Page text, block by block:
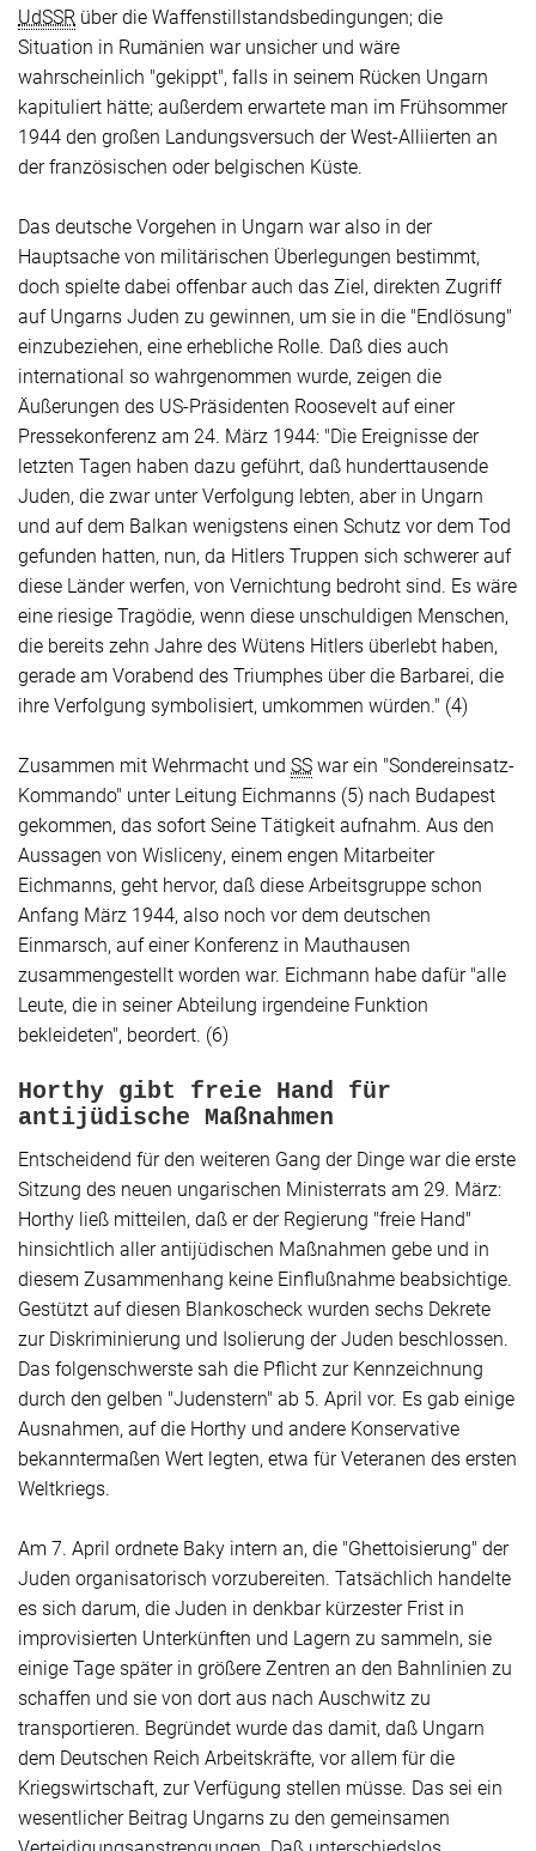
UdSSR über die Waffenstillstandsbedingungen; die
Situation in Rumänien war unsicher und wäre
wahrscheinlich "gekippt", falls in seinem Rücken Ungarn
kapituliert hätte; außerdem erwartete man im Frühsommer
1944 den großen Landungsversuch der West-Alliierten an
der französischen oder belgischen Küste.
Das deutsche Vorgehen in Ungarn war also in der
Hauptsache von militärischen Überlegungen bestimmt,
doch spielte dabei offenbar auch das Ziel, direkten Zugriff
auf Ungarns Juden zu gewinnen, um sie in die "Endlösung"
einzubeziehen, eine erhebliche Rolle. Daß dies auch
international so wahrgenommen wurde, zeigen die
Äußerungen des US-Präsidenten Rooseveltauf einer
Pressekonferenz am 24. März 1944: "Die Ereignisse der
letzten Tagen haben dazu geführt, daß hunderttausende
Juden, die zwar unter Verfolgung lebten, aber in Ungarn
und auf dem Balkan wenigstens einen Schutz vor dem Tod
gefunden hatten, nun, da Hitlers Truppen sich schwerer auf
diese Länder werfen, von Vernichtung bedroht sind. Es wäre
eine riesige Tragödie, wenn diese unschuldigen Menschen,
die bereits zehn Jahre des Wütens Hitlers überlebt haben,
gerade am Vorabend des Triumphes über die Barbarei, die
ihre Verfolgung symbolisiert, umkommen würden." (4)
Zusammen mit Wehrmacht und SSwar ein "Sondereinsatz-
Kommando" unter Leitung Eichmanns (5) nach Budapest
gekommen, das sofortSeineTätigkeit aufnahm. Aus den
Aussagen von Wisliceny, einem engen Mitarbeiter
Eichmanns, geht hervor, daß diese Arbeitsgruppe schon
Anfang März 1944, also noch vor dem deutschen
Einmarsch, auf einer Konferenz in Mauthausen
zusammengestellt worden war. Eichmann habe dafür "alle
Leute, die in seiner Abteilung irgendeine Funktion
bekleideten", beordert. (6)
Horthy gibt freie Hand für
antijüdische Maßnahmen
Entscheidend für den weiteren Gang der Dinge war die erste
Sitzung des neuen ungarischen Ministerrats am 29. März:
Horthy ließ mitteilen, daß er der Regierung "freie Hand"
hinsichtlich aller antijüdischen Maßnahmen gebe und in
diesem Zusammenhang keine Einflußnahme beabsichtige.
Gestützt auf diesen Blankoscheck wurden sechs Dekrete
zur Diskriminierung und Isolierung der Juden beschlossen.
Das folgenschwerste sah die Pflicht zur Kennzeichnung
durch den gelben "Judenstern" ab 5. April vor. Es gab einige
Ausnahmen, auf die Horthy und andere Konservative
bekanntermaßen Wert legten, etwa für Veteranen des ersten
Weltkriegs.
Am 7. April ordnete Baky intern an, die "Ghettoisierung" der
Juden organisatorisch vorzubereiten. Tatsächlich handelte
es sich darum, die Juden in denkbar kürzester Frist in
improvisierten Unterkünften und Lagern zu sammeln, sie
einige Tage später in größere Zentren an den Bahnlinien zu
schaffen und sie von dort aus nach Auschwitz zu
transportieren. Begründet wurde das damit, daß Ungarn
dem Deutschen Reich Arbeitskräfte, vor allem für die
Kriegswirtschaft, zur Verfügung stellen müsse. Das sei ein
wesentlicher Beitrag Ungarns zu den gemeinsamen